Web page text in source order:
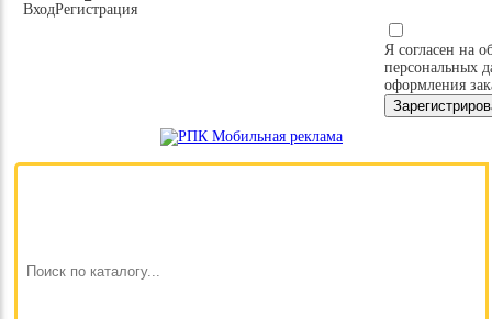
ВходРегистрация
Я согласен на
персональных
оформления